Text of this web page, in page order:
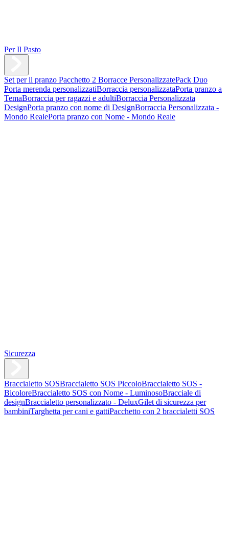
Per Il Pasto
Set per il pranzo Pacchetto 2 Borracce PersonalizzatePack Duo
Porta merenda personalizzatiBorraccia personalizzataPorta pranzo a
TemaBorraccia per ragazzi e adultiBorraccia Personalizzata
DesignPorta pranzo con nome di DesignBorraccia Personalizzata -
Mondo RealePorta pranzo con Nome - Mondo Reale
Sicurezza
Braccialetto SOSBraccialetto SOS PiccoloBraccialetto SOS -
BicoloreBraccialetto SOS con Nome - LuminosoBracciale di
designBraccialetto personalizzato - DeluxGilet di sicurezza per
bambiniTarghetta per cani e gattiPacchetto con 2 braccialetti SOS